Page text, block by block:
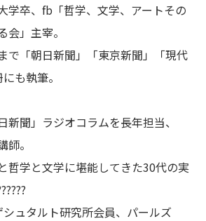
学卒、fb「哲学、文学、アートその
会」主宰。
で「朝日新聞」「東京新聞」「現代
も執筆。
聞」ラジオコラムを長年担当、
。
哲学と文学に堪能してきた30代の実
ュタルト研究所会員、パールズ